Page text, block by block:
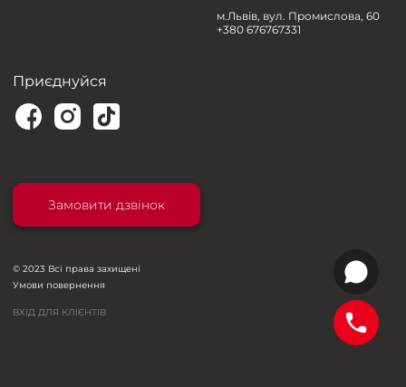
м.Львів, вул. Промислова, 60
+380 676767331
Приєднуйся
Замовити дзвінок
© 2023 Всі права захищені
Умови повернення
ВХІД ДЛЯ КЛІЄНТІВ